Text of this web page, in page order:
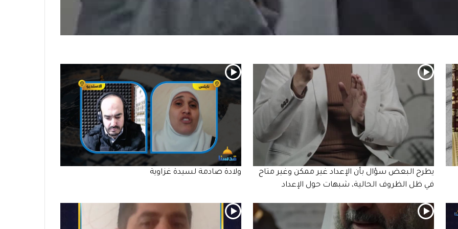
يطرح البعض سؤال بأن الإعداد غير ممكن وغير متاح
في ظل الظروف الحالية، شبهات حول الإعداد
ولادة صادمة لسيدة غزاوية